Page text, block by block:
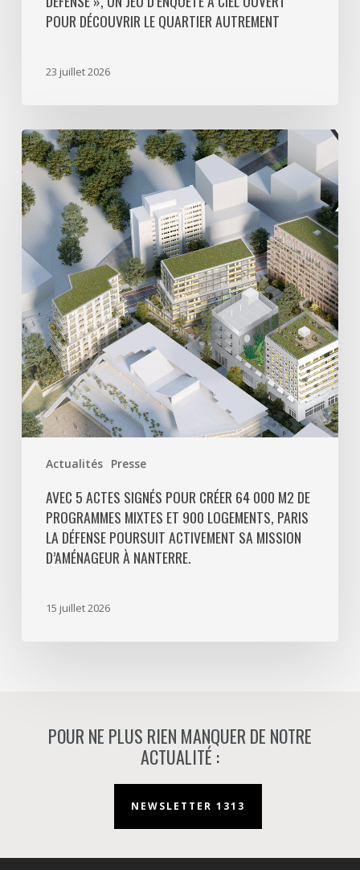
quartierPOUR DÉCOUVRIR LE QUARTIER AUTREMENT
23 juillet 2026
Actualités Presse
Avec
5
actes
signés
pour
créer
000
m2
de
programmes
mixtes
et
900
logements,
Défense
poursuit
activement
AVEC 5 ACTES SIGNÉS POUR CRÉER 64 000 M2 DE
PROGRAMMES MIXTES ET 900 LOGEMENTS, PARIS
LA DÉFENSE POURSUIT ACTIVEMENT SA MISSION
D’AMÉNAGEUR À NANTERRE.
15 juillet 2026
POUR NE PLUS RIEN MANQUER DE NOTRE
ACTUALITÉ :
NEWSLETTER 1313